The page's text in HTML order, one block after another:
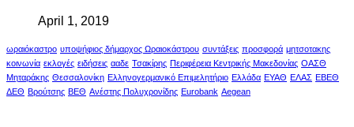
April 1, 2019
ωραιόκαστρο υποψήφιος δήμαρχος Ωραιοκάστρου συντάξεις προσφορά μητσοτακης
κοινωνία εκλογές ειδήσεις ααδε Τσακίρης Περιφέρεια Κεντρικής Μακεδονίας ΟΑΣΘ
Μηταράκης Θεσσαλονίκη Ελληνογερμανικό Επιμελητήριο Ελλάδα ΕΥΑΘ ΕΛΑΣ ΕΒΕΘ
ΔΕΘ Βρούτσης ΒΕΘ Ανέστης Πολυχρονίδης Eurobank Aegean